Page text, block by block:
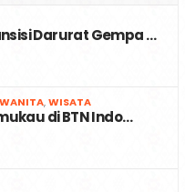
Darurat Gempa …
WANITA,WISATA
di BTN Indo…